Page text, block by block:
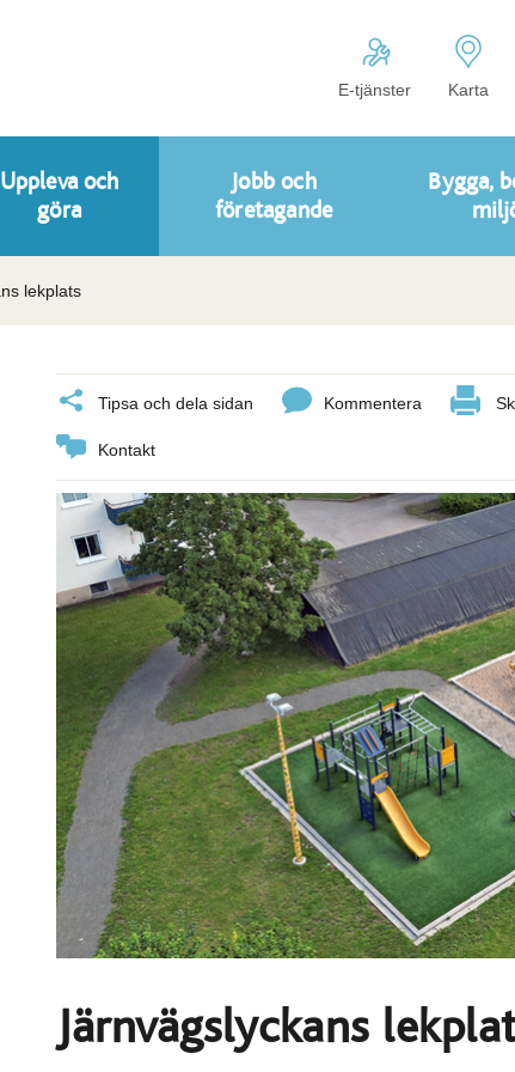
E-tjänster Karta
Uppleva och
göra
Jobb och
företagande
Bygga,
lekplats
Tipsa och dela sidan Kommentera
Kontakt
Järnvägslyckans